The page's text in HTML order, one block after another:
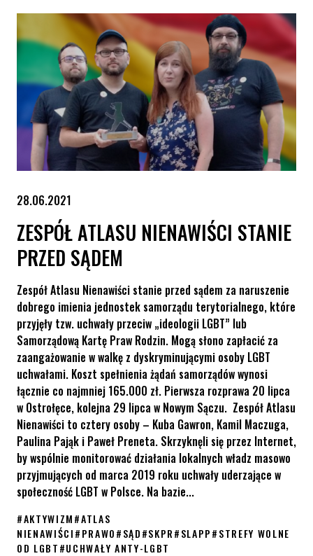
28.06.2021
ZESPÓŁ ATLASU NIENAWIŚCI STANIE
PRZED SĄDEM
Zespół Atlasu Nienawiści stanie przed sądem za naruszenie
dobrego imienia jednostek samorządu terytorialnego, które
przyjęły tzw. uchwały przeciw „ideologii LGBT” lub
Samorządową Kartę Praw Rodzin. Mogą słono zapłacić za
zaangażowanie w walkę z dyskryminującymi osoby LGBT
uchwałami. Koszt spełnienia żądań samorządów wynosi
łącznie co najmniej 165.000 zł. Pierwsza rozprawa 20 lipca
w Ostrołęce, kolejna 29 lipca w Nowym Sączu. Zespół Atlasu
Nienawiści to cztery osoby – Kuba Gawron, Kamil Maczuga,
Paulina Pająk i Paweł Preneta. Skrzyknęli się przez Internet,
by wspólnie monitorować działania lokalnych władz masowo
przyjmujących od marca 2019 roku uchwały uderzające w
społeczność LGBT w Polsce. Na bazie...
#AKTYWIZM#ATLAS
NIENAWIŚCI#PRAWO#SĄD#SKPR#SLAPP#STREFY WOLNE
OD LGBT#UCHWAŁY ANTY-LGBT